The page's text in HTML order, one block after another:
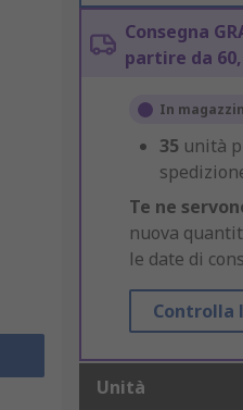
Consegna
partire da
In
35 unità
Te ne
nuova
le date di
Controlla
Unità